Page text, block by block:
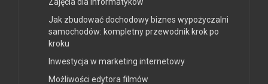
Zajęcia dla informatyków
Jak zbudować dochodowy biznes wypożyczalni
samochodów: kompletny przewodnik krok po
kroku
Inwestycja w marketing internetowy
Możliwości edytora filmów